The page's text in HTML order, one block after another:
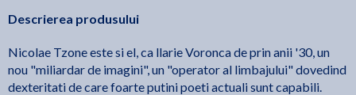
Descrierea produsului
Nicolae Tzone este si el, ca llarie Voronca de prin anii '30, un
nou "miliardar de imagini", un "operator al limbajului" dovedind
dexteritati de care foarte putini poeti actuali sunt capabili.